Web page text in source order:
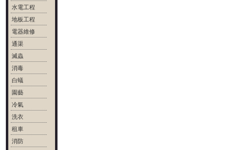
水電工程
地板工程
電器維修
通渠
滅蟲
消毒
白蟻
園藝
冷氣
洗衣
租車
消防